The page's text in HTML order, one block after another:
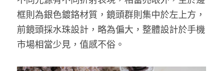
框則為銀色鍍鉻材質，鏡頭群則集中於左上方，
前鏡頭採水珠設計，略為偏大，整體設計於手機
市場相當少見，值感不俗。